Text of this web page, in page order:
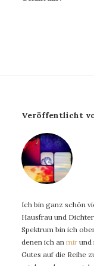
Veröffentlicht
Ich bin ganz schön
Hausfrau und
Spektrum bin ich
denen ich an mir und
Gutes auf die Reihe